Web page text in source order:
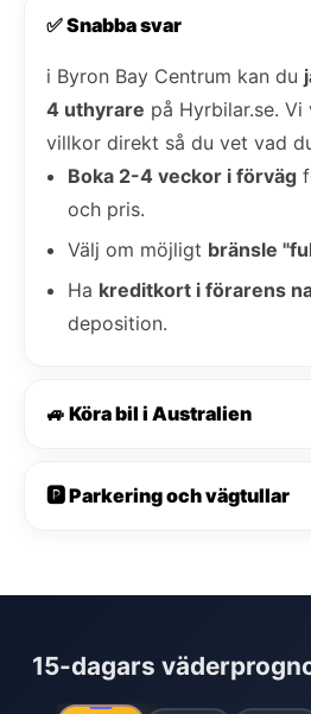
✅ Snabba svar
i Byron Bay Centrum kan du
4 uthyrare på Hyrbilar.se.
villkor direkt så du vet vad
Boka 2-4 veckor i förväg
och pris.
Välj om möjligt bränsle
Ha kreditkort i förarens
deposition.
🚙 Köra bil i Australien
🅿️ Parkering och vägtullar
15-dagars